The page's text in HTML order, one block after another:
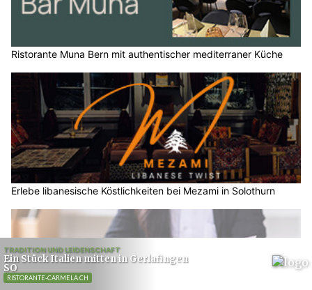
Ristorante Muna Bern mit authentischer mediterraner Küche
Erlebe libanesische Köstlichkeiten bei Mezami in Solothurn